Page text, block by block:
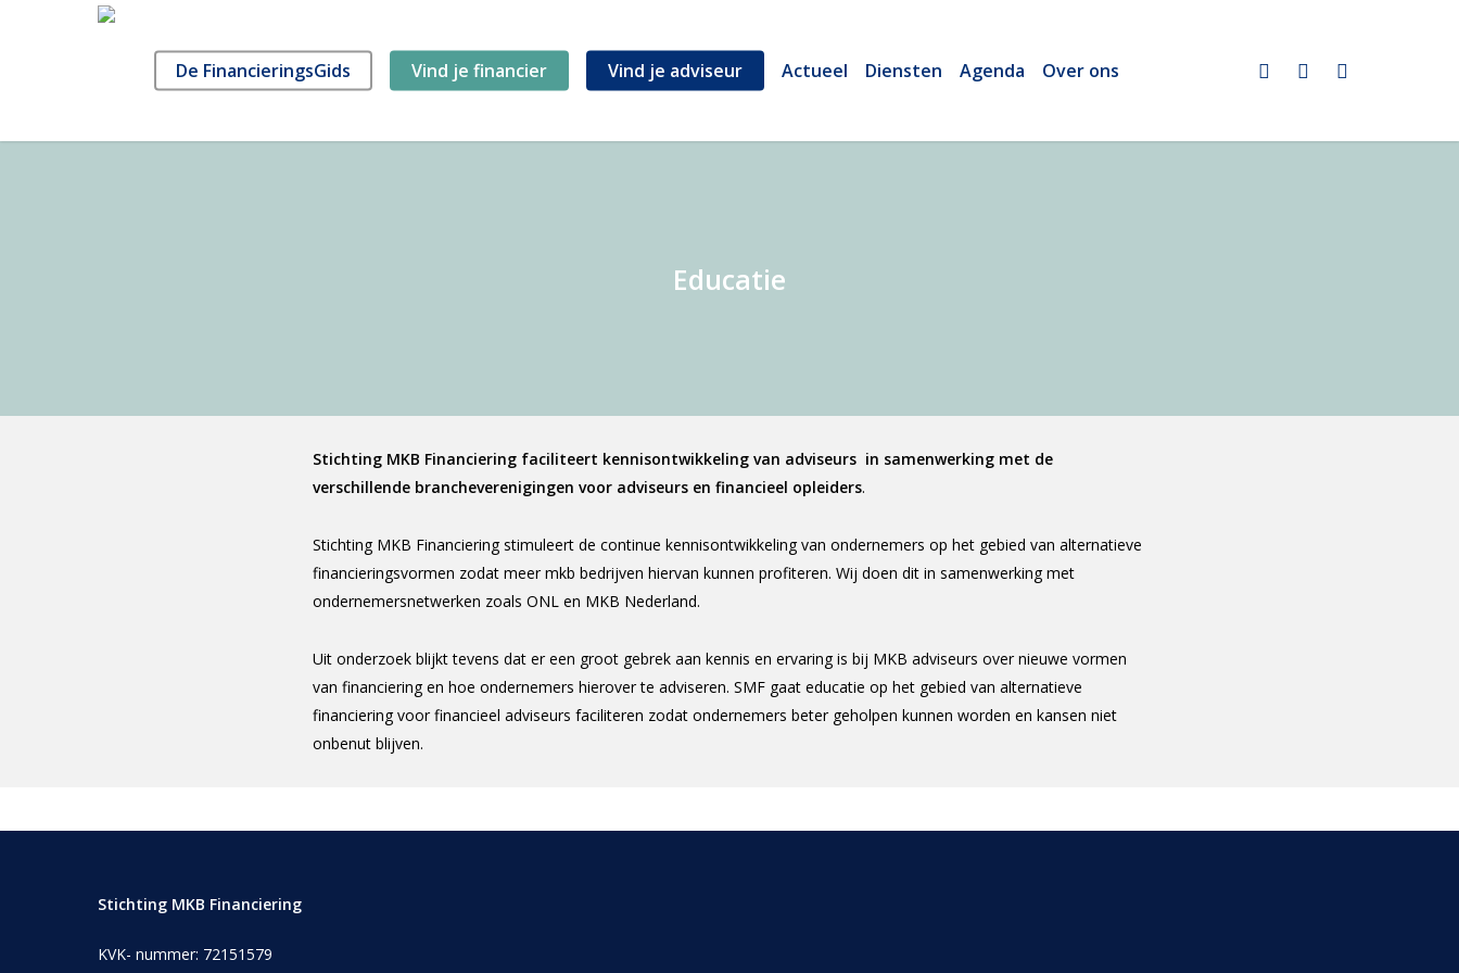
De FinancieringsGids Vind je financier Vind je adviseur Actueel Diensten Agenda Over ons twitterlinkedin
email
Educatie
Stichting MKB Financiering faciliteert kennisontwikkeling van adviseurs in samenwerking met de
verschillende brancheverenigingen voor adviseurs en financieel opleiders.
Stichting MKB Financiering stimuleert de continue kennisontwikkeling van ondernemers op het gebied van alternatieve
financieringsvormen zodat meer mkb bedrijven hiervan kunnen profiteren. Wij doen dit in samenwerking met
ondernemersnetwerken zoals ONL en MKB Nederland.
Uit onderzoek blijkt tevens dat er een groot gebrek aan kennis en ervaring is bij MKB adviseurs over nieuwe vormen
van financiering en hoe ondernemers hierover te adviseren. SMF gaat educatie op het gebied van alternatieve
financiering voor financieel adviseurs faciliteren zodat ondernemers beter geholpen kunnen worden en kansen niet
onbenut blijven.
Stichting MKB Financiering
KVK- nummer: 72151579